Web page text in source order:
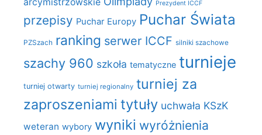
Prezydent ICCF
przepisy Puchar Europy Puchar Świata
PZSzach ranking serwer ICCF silniki szachowe
szachy 960 szkoła tematyczne turnieje
turniej otwarty turniej regionalny turniej za
zaproszeniami tytuły uchwała KSzK
weteran wybory wyniki wyróżnienia